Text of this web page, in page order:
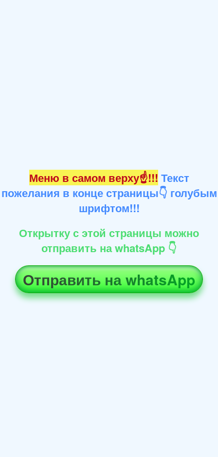
Меню в самом верху☝!!! Текст
пожелания в конце страницы👇 голубым
шрифтом!!!
Открытку с этой страницы можно
отправить на whatsApp 👇
Отправить на whatsApp